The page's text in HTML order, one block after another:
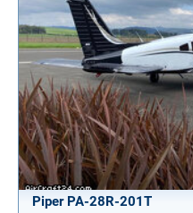
Piper PA-28R-201T